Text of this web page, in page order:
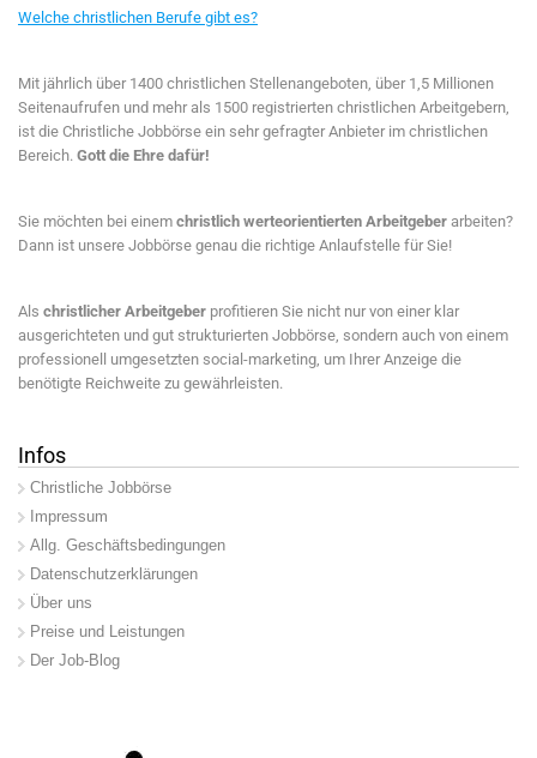
Welche christlichen Berufe gibt es?
Mit jährlich über 1400 christlichen Stellenangeboten, über 1,5 Millionen
Seitenaufrufen und mehr als 1500 registrierten christlichen Arbeitgebern,
ist die Christliche Jobbörse ein sehr gefragter Anbieter im christlichen
Bereich. Gott die Ehre dafür!
Sie möchten bei einem christlich werteorientierten Arbeitgeber arbeiten?
Dann ist unsere Jobbörse genau die richtige Anlaufstelle für Sie!
Als christlicher Arbeitgeber profitieren Sie nicht nur von einer klar
ausgerichteten und gut strukturierten Jobbörse, sondern auch von einem
professionell umgesetzten social-marketing, um Ihrer Anzeige die
benötigte Reichweite zu gewährleisten.
Infos
Christliche Jobbörse
Impressum
Allg. Geschäftsbedingungen
Datenschutzerklärungen
Über uns
Preise und Leistungen
Der Job-Blog